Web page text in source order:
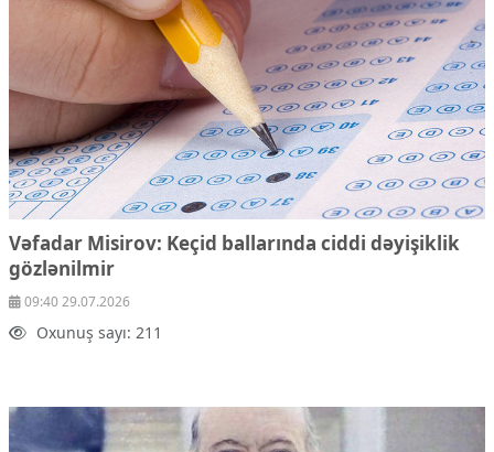
Ekologiya
Zəfər - 5
Gənclər və İdman
Media və QHT
Hadisə
Sağlamlıq
Sosium
Mənəvi dəyərlər
Texnologiya
Mətbuat-150
Əlaqə
Missiyamız
Vəfadar Misirov: Keçid ballarında ciddi dəyişiklik
gözlənilmir
09:40 29.07.2026
Oxunuş sayı: 211